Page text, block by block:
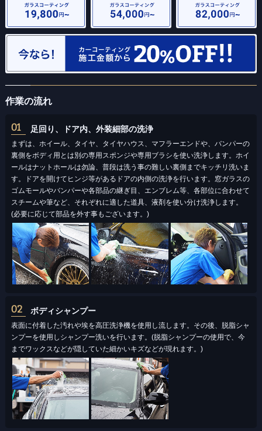
作業の流れ
01 足回り、ドア内、外装細部の洗浄
まずは、ホイール、タイヤ、タイヤハウス、マフラーエンドや、バンパーの
裏側をボディ用とは別の専用スポンジや専用ブラシを使い洗浄します。ホイ
ールはナットホールは勿論、普段は洗う事の難しい裏側までキッチリ洗いま
す。ドアを開けてヒンジ等があるドアの内側の洗浄を行います。窓ガラスの
ゴムモールやバンパーや各部品の継ぎ目、エンブレム等、各部位に合わせて
スチームや筆など、それぞれに適した道具、液剤を使い分け洗浄します。
(必要に応じて部品を外す事もございます。)
02 ボディシャンプー
表面に付着した汚れや埃を高圧洗浄機を使用し流します。その後、脱脂シャ
ンプーを使用しシャンプー洗いを行います。(脱脂シャンプーの使用で、今
までワックスなどが隠していた細かいキズなどが現れます。)